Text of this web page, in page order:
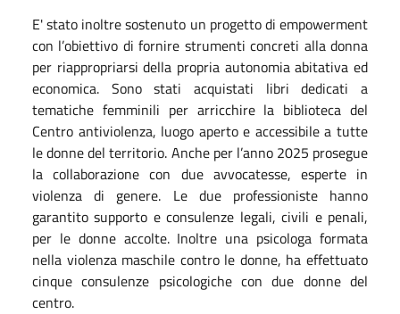
E' stato inoltre sostenuto un progetto di empowerment
con l’obiettivo di fornire strumenti concreti alla donna
per riappropriarsi della propria autonomia abitativa ed
economica. Sono stati acquistati libri dedicati a
tematiche femminili per arricchire la biblioteca del
Centro antiviolenza, luogo aperto e accessibile a tutte
le donne del territorio. Anche per l’anno 2025 prosegue
la collaborazione con due avvocatesse, esperte in
violenza di genere. Le due professioniste hanno
garantito supporto e consulenze legali, civili e penali,
per le donne accolte. Inoltre una psicologa formata
nella violenza maschile contro le donne, ha effettuato
cinque consulenze psicologiche con due donne del
centro.